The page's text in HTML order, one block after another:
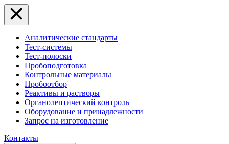
Аналитические стандарты
Тест-системы
Тест-полоски
Пробоподготовка
Контрольные материалы
Пробоотбор
Реактивы и растворы
Органолептический контроль
Оборудование и принадлежности
Запрос на изготовление
Контакты